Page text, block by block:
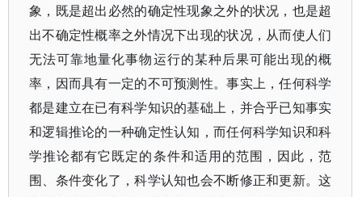
象，既是超出必然的确定性现象之外的状况，也是超
出不确定性概率之外情况下出现的状况，从而使人们
无法可靠地量化事物运行的某种后果可能出现的概
率，因而具有一定的不可预测性。事实上，任何科学
都是建立在已有科学知识的基础上，并合乎已知事实
和逻辑推论的一种确定性认知，而任何科学知识和科
学推论都有它既定的条件和适用的范围，因此，范
围、条件变化了，科学认知也会不断修正和更新。这